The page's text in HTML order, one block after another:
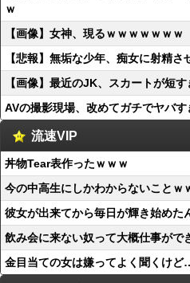
ｗ
【画像】女神、現るｗｗｗｗｗｗｗ
【悲報】無垢な少年、痴女に射精
【画像】最近のJK、スカートが短
AVの撮影現場、改めてガチでヤバ
流速VIP
丼物Tear表作ったｗｗｗ
今の中高生にしかわからないことｗ
彼女が出来てから毎日が輝き始めた
飲み会に来ない奴って大概仕事がで
金目当ての女は嫌ってよく聞くけど